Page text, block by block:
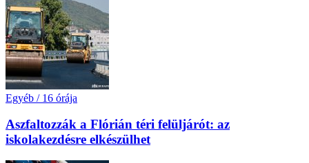
Egyéb / 16 órája
Aszfaltozzák a Flórián téri felüljárót: az
iskolakezdésre elkészülhet